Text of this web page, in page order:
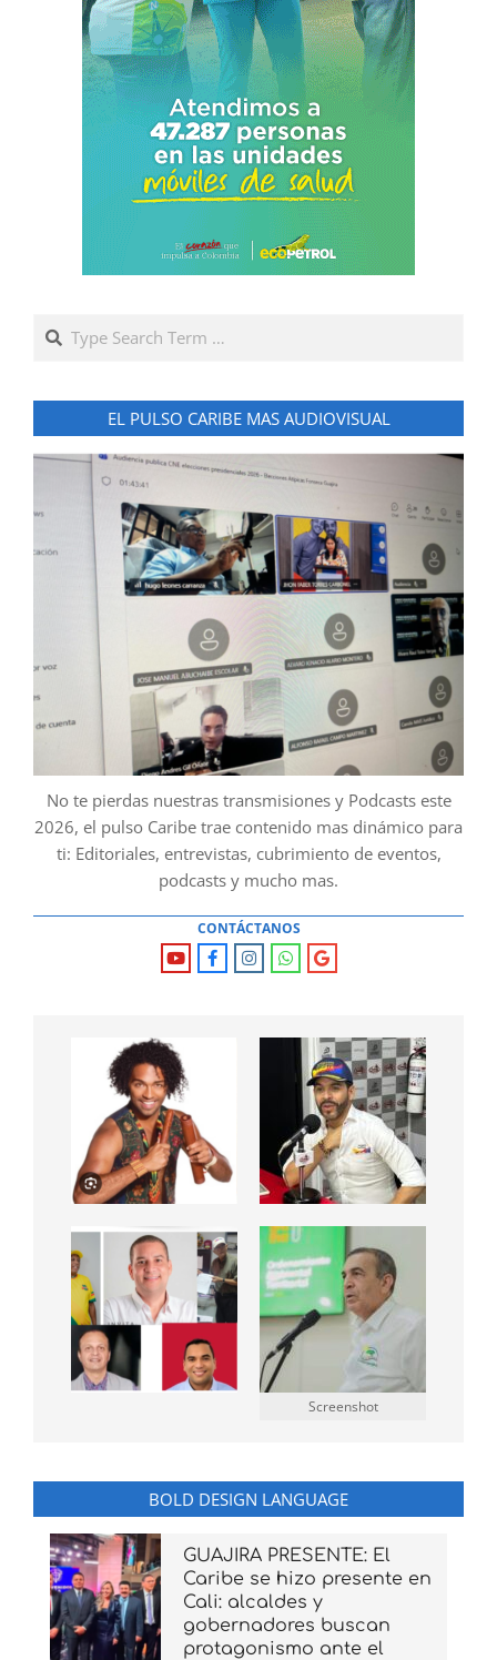
Search
EL PULSO CARIBE MAS AUDIOVISUAL
No te pierdas nuestras transmisiones y Podcasts este
2026, el pulso Caribe trae contenido mas dinámico para
ti: Editoriales, entrevistas, cubrimiento de eventos,
podcasts y mucho mas.
CONTÁCTANOS
Screenshot
BOLD DESIGN LANGUAGE
GUAJIRA PRESENTE: El
Caribe se hizo presente en
Cali: alcaldes y
gobernadores buscan
protagonismo ante el